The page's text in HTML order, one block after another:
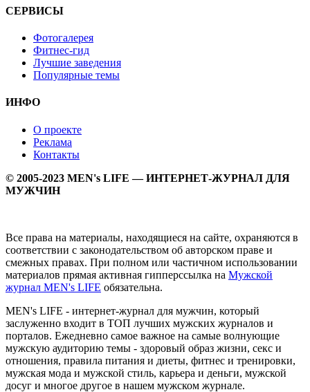
СЕРВИСЫ
Фотогалерея
Фитнес-гид
Лучшие заведения
Популярные темы
ИНФО
О проекте
Реклама
Контакты
© 2005-2023 MEN's LIFE — ИНТЕРНЕТ-ЖУРНАЛ ДЛЯ
МУЖЧИН
Все права на материалы, находящиеся на сайте, охраняются в
соответствии с законодательством об авторском праве и
смежных правах. При полном или частичном использовании
материалов прямая активная гипперссылка на Мужской
журнал MEN's LIFE обязательна.
MEN's LIFE - интернет-журнал для мужчин, который
заслуженно входит в ТОП лучших мужских журналов и
порталов. Ежедневно самое важное на самые волнующие
мужскую аудиторию темы - здоровый образ жизни, секс и
отношения, правила питания и диеты, фитнес и тренировки,
мужская мода и мужской стиль, карьера и деньги, мужской
досуг и многое другое в нашем мужском журнале.